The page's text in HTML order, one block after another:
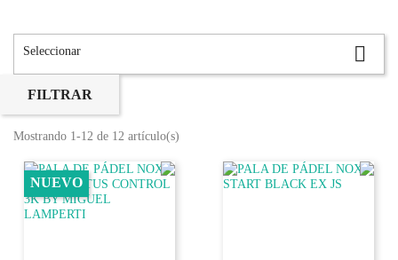
Bullpadel, Nox, Starvie, Softee padel y muchas más. Encuentra en
padelontime.com la pala que mejor se adapta a tu estilo de juego.
Descubre las novedades en palas Adidas para 2022.
Palas de padel Vibor-a padel
Seleccionar 
FILTRAR
Mostrando 1-12 de 12 artículo(s)
NUEVO